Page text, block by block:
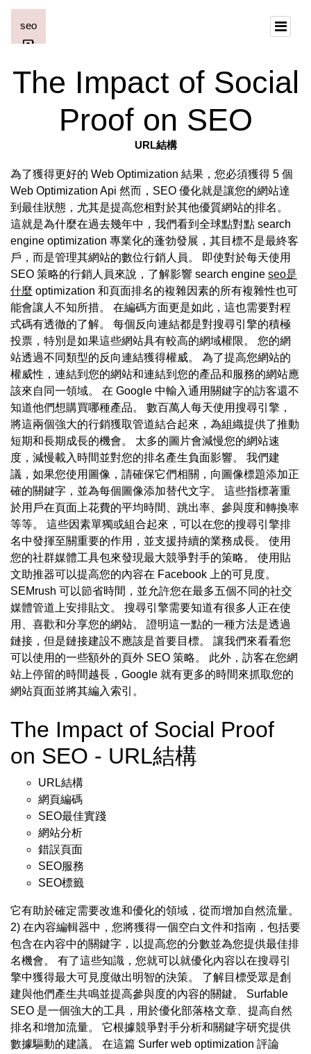
The Impact of Social
Proof on SEO
URL結構
為了獲得更好的 Web Optimization 結果，您必須獲得 5 個
Web Optimization Api 然而，SEO 優化就是讓您的網站達
到最佳狀態，尤其是提高您相對於其他優質網站的排名。
這就是為什麼在過去幾年中，我們看到全球點對點 search
engine optimization 專業化的蓬勃發展，其目標不是最終客
戶，而是管理其網站的數位行銷人員。 即使對於每天使用
SEO 策略的行銷人員來說，了解影響 search engine seo是
什麼 optimization 和頁面排名的複雜因素的所有複雜性也可
能會讓人不知所措。 在編碼方面更是如此，這也需要對程
式碼有透徹的了解。 每個反向連結都是對搜尋引擎的積極
投票，特別是如果這些網站具有較高的網域權限。 您的網
站透過不同類型的反向連結獲得權威。 為了提高您網站的
權威性，連結到您的網站和連結到您的產品和服務的網站應
該來自同一領域。 在 Google 中輸入通用關鍵字的訪客還不
知道他們想購買哪種產品。 數百萬人每天使用搜尋引擎，
將這兩個強大的行銷獲取管道結合起來，為組織提供了推動
短期和長期成長的機會。 太多的圖片會減慢您的網站速
度，減慢載入時間並對您的排名產生負面影響。 我們建
議，如果您使用圖像，請確保它們相關，向圖像標題添加正
確的關鍵字，並為每個圖像添加替代文字。 這些指標著重
於用戶在頁面上花費的平均時間、跳出率、參與度和轉換率
等等。 這些因素單獨或組合起來，可以在您的搜尋引擎排
名中發揮至關重要的作用，並支援持續的業務成長。 使用
您的社群媒體工具包來發現最大競爭對手的策略。 使用貼
文助推器可以提高您的內容在 Facebook 上的可見度。
SEMrush 可以節省時間，並允許您在最多五個不同的社交
媒體管道上安排貼文。 搜尋引擎需要知道有很多人正在使
用、喜歡和分享您的網站。 證明這一點的一種方法是透過
鏈接，但是鏈接建設不應該是首要目標。 讓我們來看看您
可以使用的一些額外的頁外 SEO 策略。 此外，訪客在您網
站上停留的時間越長，Google 就有更多的時間來抓取您的
網站頁面並將其編入索引。
The Impact of Social Proof
on SEO - URL結構
URL結構
網頁編碼
SEO最佳實踐
網站分析
錯誤頁面
SEO服務
SEO標籤
它有助於確定需要改進和優化的領域，從而增加自然流量。
2) 在內容編輯器中，您將獲得一個空白文件和指南，包括要
包含在內容中的關鍵字，以提高您的分數並為您提供最佳排
名機會。 有了這些知識，您就可以就優化內容以在搜尋引
擎中獲得最大可見度做出明智的決策。 了解目標受眾是創
建與他們產生共鳴並提高參與度的內容的關鍵。 Surfable
SEO 是一個強大的工具，用於優化部落格文章、提高自然
排名和增加流量。 它根據競爭對手分析和關鍵字研究提供
數據驅動的建議。 在這篇 Surfer web optimization 評論